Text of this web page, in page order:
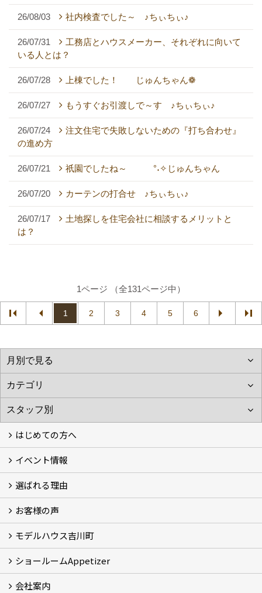
26/08/03 社内検査でした～ ♪ちぃちぃ♪
26/07/31
工務店とハウスメーカー、それぞれに向いて
いる人とは？
26/07/28 上棟でした！ じゅんちゃん❁
26/07/27 もうすぐお引渡しで～す ♪ちぃちぃ♪
26/07/24
注文住宅で失敗しないための『打ち合わせ』
の進め方
26/07/21 祇園でしたね～ °˖✧じゅんちゃん
26/07/20 カーテンの打合せ ♪ちぃちぃ♪
26/07/17
土地探しを住宅会社に相談するメリットと
は？
1ページ （全131ページ中）
1 2 3 4 5 6
はじめての方へ
フォトギャラリー
性能について
自然素材のお家
オーナー様のおうち訪問
イベント情報
イベント情報
選ばれる理由
5つのやさしさ宣言
3つのプロ宣言
お家づくりスケジュール
お客様の声
お客様の声
モデルハウス吉川町
吉川町モデルハウス
ショールームAppetizer
Appetizer(ショールーム)
Appetizer(レンタルスペース)
会社案内